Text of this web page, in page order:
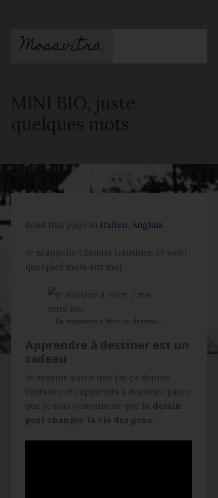
contenu
principal
barreMosavitra
MINI BIO, juste
quelques mots
Read this page in Italien Anglais
Je m’appelle Claudia Gauthier, et voici
quelques mots sur moi.
En vacances à Nice, je dessine…
Apprendre à dessiner est un
cadeau
Je dessine parce que j’ai ça depuis
l’enfance et j’apprends à dessiner parce
que je suis convaincue que le dessin
peut changer la vie des gens.